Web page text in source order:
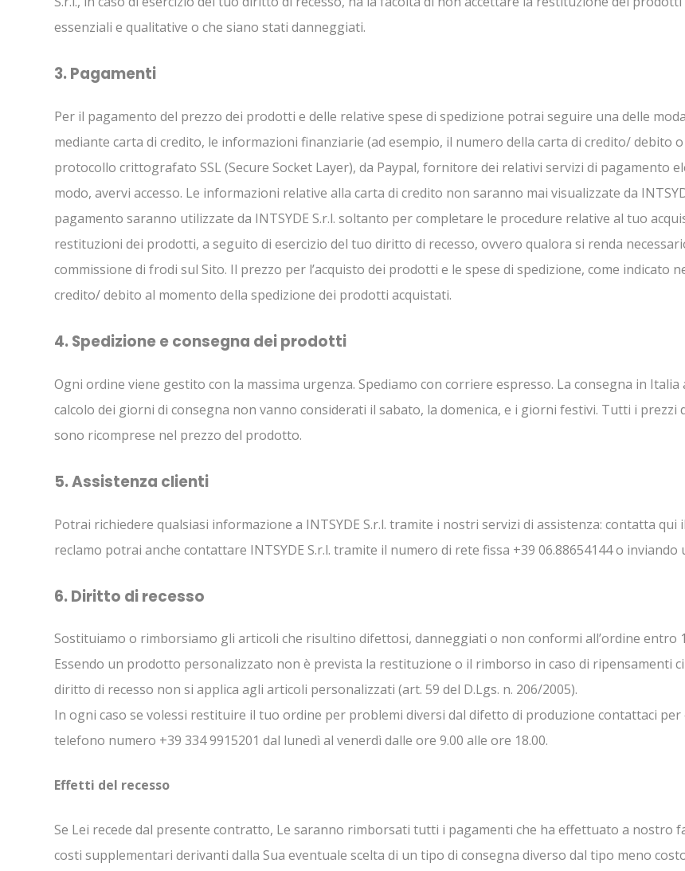
essenziali e qualitative o che siano stati danneggiati.
3. Pagamenti
Per il pagamento del prezzo dei prodotti e delle relative spese di spedizione potrai seguire una delle
mediante carta di credito, le informazioni finanziarie (ad esempio, il numero della carta di credito/ debito
protocollo crittografato SSL (Secure Socket Layer), da Paypal, fornitore dei relativi servizi di pagamento
modo, avervi accesso. Le informazioni relative alla carta di credito non saranno mai visualizzate da
pagamento saranno utilizzate da INTSYDE S.r.l. soltanto per completare le procedure relative al tuo
restituzioni dei prodotti, a seguito di esercizio del tuo diritto di recesso, ovvero qualora si renda
commissione di frodi sul Sito. Il prezzo per l’acquisto dei prodotti e le spese di spedizione, come indicato
credito/ debito al momento della spedizione dei prodotti acquistati.
4. Spedizione e consegna dei prodotti
Ogni ordine viene gestito con la massima urgenza. Spediamo con corriere espresso. La consegna in
calcolo dei giorni di consegna non vanno considerati il sabato, la domenica, e i giorni festivi. Tutti i
sono ricomprese nel prezzo del prodotto.
5. Assistenza clienti
Potrai richiedere qualsiasi informazione a INTSYDE S.r.l. tramite i nostri servizi di assistenza: contatta
reclamo potrai anche contattare INTSYDE S.r.l. tramite il numero di rete fissa +39 06.88654144 o inviando
6. Diritto di recesso
Sostituiamo o rimborsiamo gli articoli che risultino difettosi, danneggiati o non conformi all’ordine entro
Essendo un prodotto personalizzato non è prevista la restituzione o il rimborso in caso di ripensamenti
diritto di recesso non si applica agli articoli personalizzati (art. 59 del D.Lgs. n. 206/2005).
In ogni caso se volessi restituire il tuo ordine per problemi diversi dal difetto di produzione contattaci per
telefono numero +39 334 9915201 dal lunedì al venerdì dalle ore 9.00 alle ore 18.00.
Effetti del recesso
Se Lei recede dal presente contratto, Le saranno rimborsati tutti i pagamenti che ha effettuato a nostro
costi supplementari derivanti dalla Sua eventuale scelta di un tipo di consegna diverso dal tipo meno